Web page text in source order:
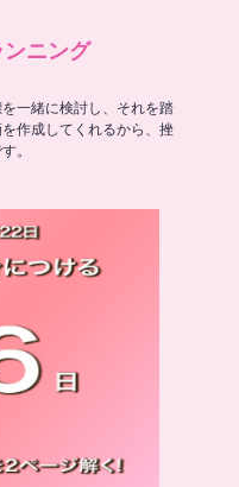
ニング
一緒に検討し、それを踏
作成してくれるから、挫
。